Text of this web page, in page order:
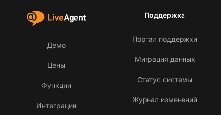
Демо
Цены
Функции
Интеграции
Поддержка
Портал поддержки
Миграция данных
Статус системы
Журнал изменений